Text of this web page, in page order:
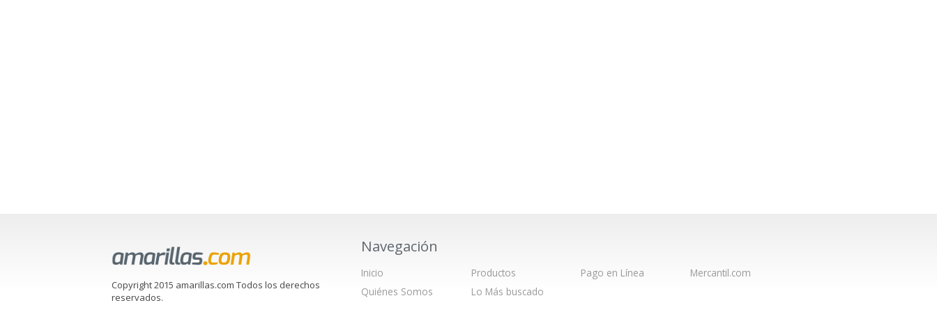
Copyright 2015 amarillas.com Todos los derechos
reservados.
Navegación
Inicio
Quiénes Somos
Productos
Lo Más buscado
Pago en Línea Mercantil.com